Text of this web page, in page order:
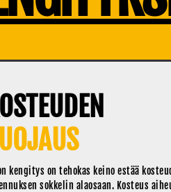
kengitys on tehokas keino estää
sokkelin alaosaan. Kosteus